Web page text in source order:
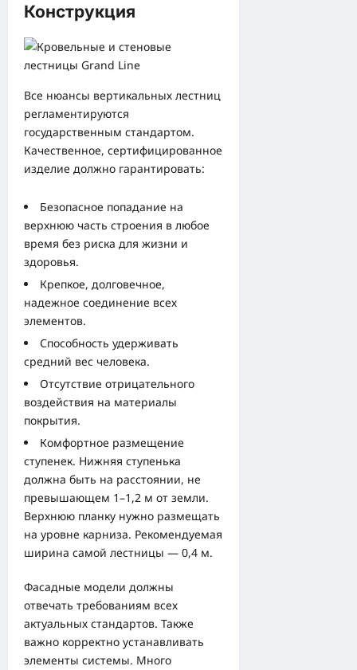
Конструкция
Все нюансы вертикальных лестниц
регламентируются
государственным стандартом.
Качественное, сертифицированное
изделие должно гарантировать:
Безопасное попадание на
верхнюю часть строения в любое
время без риска для жизни и
здоровья.
Крепкое, долговечное,
надежное соединение всех
элементов.
Способность удерживать
средний вес человека.
Отсутствие отрицательного
воздействия на материалы
покрытия.
Комфортное размещение
ступенек. Нижняя ступенька
должна быть на расстоянии, не
превышающем 1–1,2 м от земли.
Верхнюю планку нужно размещать
на уровне карниза. Рекомендуемая
ширина самой лестницы — 0,4 м.
Фасадные модели должны
отвечать требованиям всех
актуальных стандартов. Также
важно корректно устанавливать
элементы системы. Много